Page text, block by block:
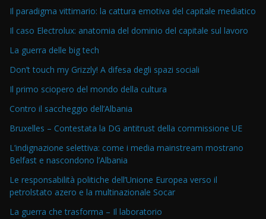
Il paradigma vittimario: la cattura emotiva del capitale mediatico
Il caso Electrolux: anatomia del dominio del capitale sul lavoro
La guerra delle big tech
Don’t touch my Grizzly! A difesa degli spazi sociali
Il primo sciopero del mondo della cultura
Contro il saccheggio dell’Albania
Bruxelles – Contestata la DG antitrust della commissione UE
L’indignazione selettiva: come i media mainstream mostrano
Belfast e nascondono l’Albania
Le responsabilità politiche dell’Unione Europea verso il
petrolstato azero e la multinazionale Socar
La guerra che trasforma – Il laboratorio